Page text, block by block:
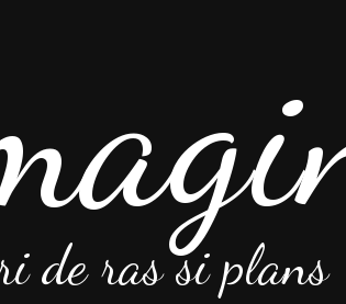
de ras si plans